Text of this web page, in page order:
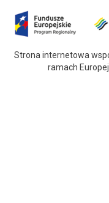
Strona internetowa
ramach